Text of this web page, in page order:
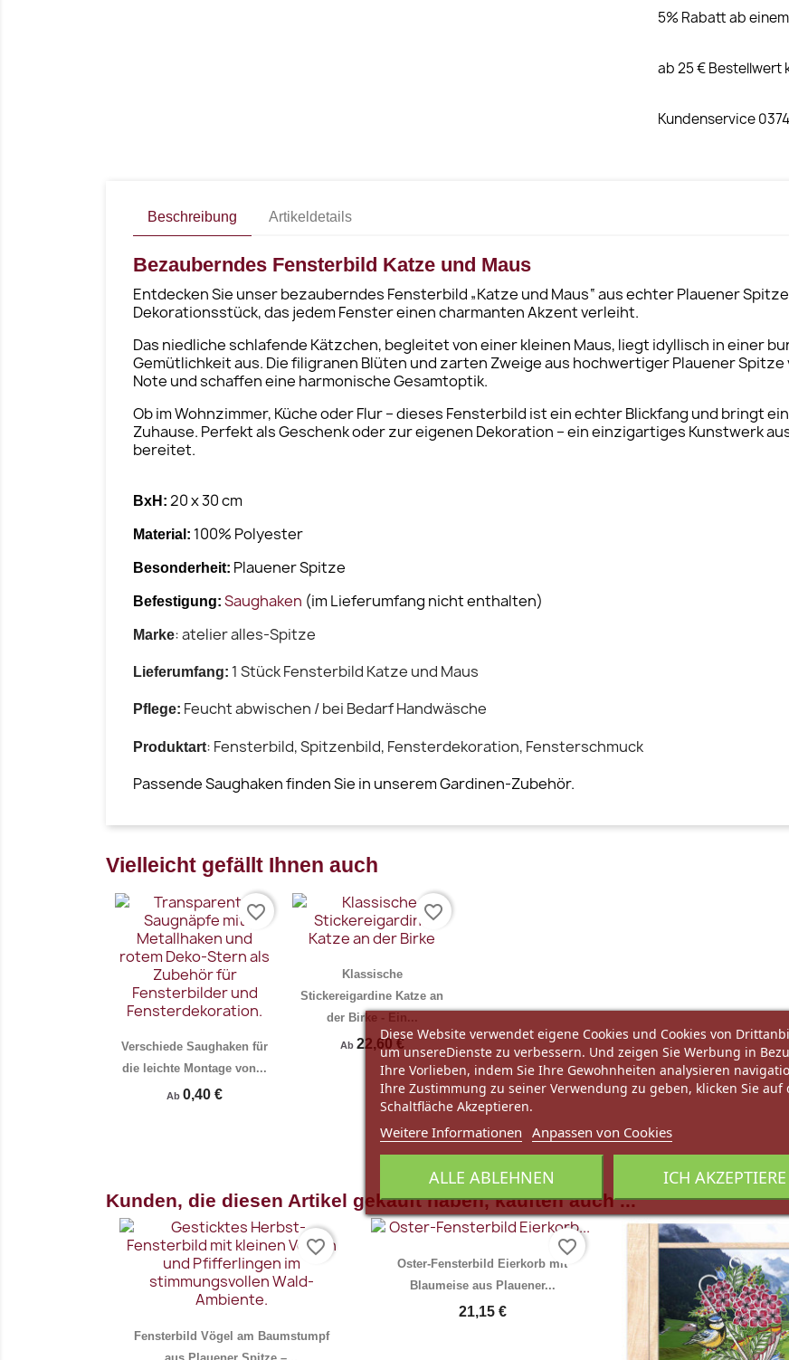
5% Rabatt ab
ab 25 € Bestellwert
Kundenservice
Beschreibung Artikeldetails
Bezauberndes Fensterbild Katze und Maus
Entdecken Sie unser bezauberndes Fensterbild „Katze und Maus“ aus echter Plauener
Dekorationsstück, das jedem Fenster einen charmanten Akzent verleiht.
Das niedliche schlafende Kätzchen, begleitet von einer kleinen Maus, liegt idyllisch in einer
Gemütlichkeit aus. Die filigranen Blüten und zarten Zweige aus hochwertiger Plauener
Note und schaffen eine harmonische Gesamtoptik.
Ob im Wohnzimmer, Küche oder Flur – dieses Fensterbild ist ein echter Blickfang und bringt
Zuhause. Perfekt als Geschenk oder zur eigenen Dekoration – ein einzigartiges Kunstwerk
bereitet.
BxH: 20 x 30 cm
Material: 100% Polyester
Besonderheit: Plauener Spitze
Befestigung: Saughaken (im Lieferumfang nicht enthalten)
Marke: atelier alles-Spitze
Lieferumfang: 1 Stück Fensterbild Katze und Maus
Pflege: Feucht abwischen / bei Bedarf Handwäsche
Produktart: Fensterbild, Spitzenbild, Fensterdekoration, Fensterschmuck
Passende Saughaken finden Sie in unserem Gardinen-Zubehör.
Vielleicht gefällt Ihnen auch
Verschiede Saughaken für
die leichte Montage von...
Ab 0,40 €
favorite_border
Vorschau
Klassische
Stickereigardine Katze an
der Birke - Ein...
Ab 22,60 €
favorite_border
Kunden, die diesen Artikel gekauft haben, kauften auch ...
Fensterbild Vögel am Baumstumpf
favorite_border
Oster-Fensterbild Eierkorb mit
Blaumeise aus Plauener...
21,15 €
favorite_border
Diese Website verwendet eigene Cookies und Cookies von
um unsereDienste zu verbessern. Und zeigen Sie Werbung in
Ihre Vorlieben, indem Sie Ihre Gewohnheiten analysieren
Ihre Zustimmung zu seiner Verwendung zu geben, klicken Sie auf
Schaltfläche Akzeptieren.
Weitere Informationen Anpassen von Cookies
ALLE ABLEHNEN ICH AKZEPTIERE